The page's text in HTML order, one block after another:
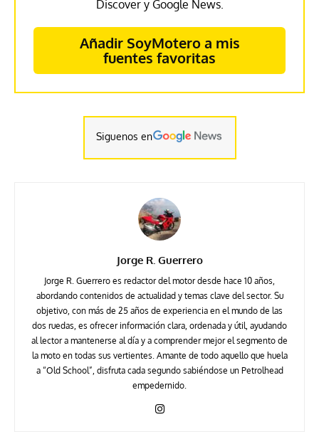
Discover y Google News.
Añadir SoyMotero a mis
fuentes favoritas
Siguenos en
Jorge R. Guerrero
Jorge R. Guerrero es redactor del motor desde hace 10 años,
abordando contenidos de actualidad y temas clave del sector. Su
objetivo, con más de 25 años de experiencia en el mundo de las
dos ruedas, es ofrecer información clara, ordenada y útil, ayudando
al lector a mantenerse al día y a comprender mejor el segmento de
la moto en todas sus vertientes. Amante de todo aquello que huela
a “Old School”, disfruta cada segundo sabiéndose un Petrolhead
empedernido.